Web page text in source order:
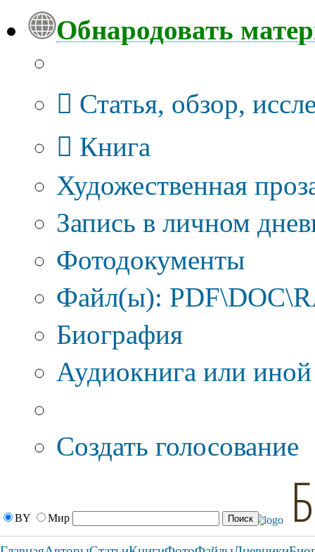
Обнародовать
Статья, обзор,
Книга
Художественная
Запись в личном
Фотодокументы
Файл(ы):
Биография
Аудиокнига или
Создать голосование
BY Мир